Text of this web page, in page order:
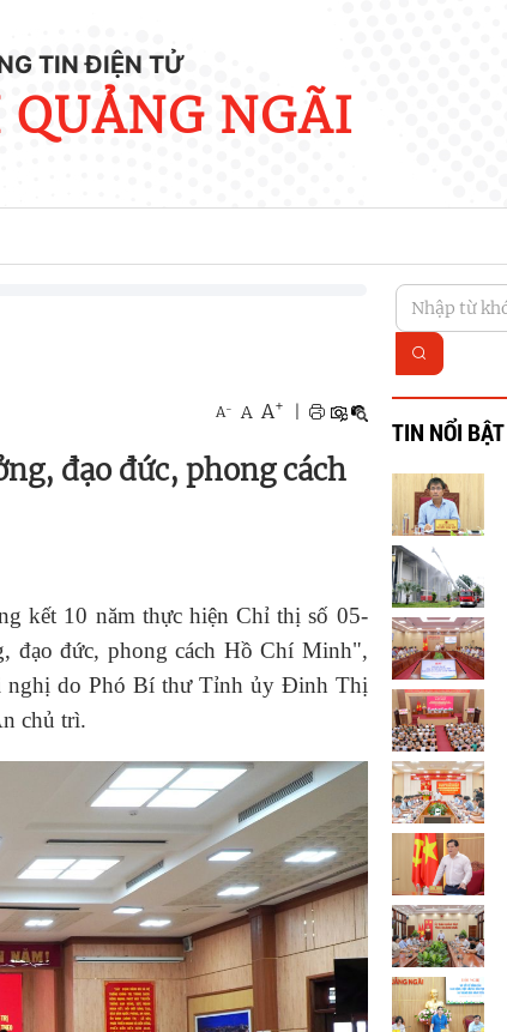
TIN ĐIỆN TỬ
NGÃI
A- A A+
đạo đức, phong cách
kết 10 năm thực hiện Chỉ thị số 05-
đạo đức, phong cách Hồ Chí Minh",
nghị do Phó Bí thư Tỉnh ủy Đinh Thị
chủ trì.
TIN NỔI BẬT